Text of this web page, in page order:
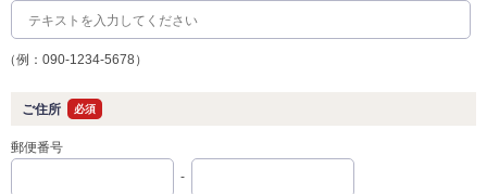
（例：090-1234-5678）
ご住所 必須
郵便番号
-